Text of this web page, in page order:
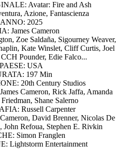
Avatar: Fire and Ash
Azione, Fantascienza
ANNO: 2025
James Cameron
Zoe Saldaña, Sigourney Weaver,
Kate Winslet, Cliff Curtis, Joel
Pounder, Edie Falco...
PAESE: USA
197 Min
20th Century Studios
Cameron, Rick Jaffa, Amanda
Shane Salerno
Russell Carpenter
David Brenner, Nicolas De
John Refoua, Stephen E. Rivkin
Simon Franglen
Lightstorm Entertainment